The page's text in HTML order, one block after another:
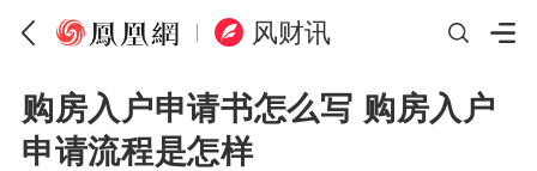
风财讯
购房入户申请书怎么写 购房入户
申请流程是怎样